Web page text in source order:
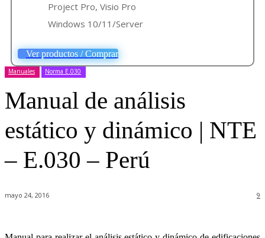
Project Pro, Visio Pro
Windows 10/11/Server
Ver productos / Comprar
Manuales Norma E.030
Manual de análisis
estático y dinámico | NTE
– E.030 – Perú
mayo 24, 2016 9